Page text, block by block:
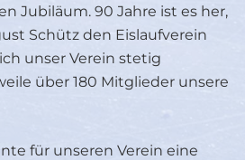
Jubiläum. 90 Jahre ist es her,
Schütz den Eislaufverein
unser Verein stetig
über 180 Mitglieder unsere
für unseren Verein eine